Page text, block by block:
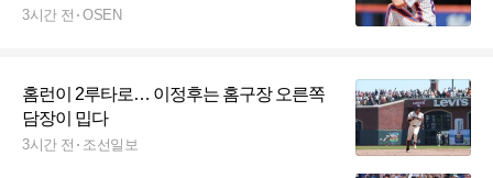
락했는데…이래서 ML 복귀했구나
3시간 전 OSEN
홈런이 2루타로… 이정후는 홈구장 오른쪽
담장이 밉다
3시간 전 조선일보